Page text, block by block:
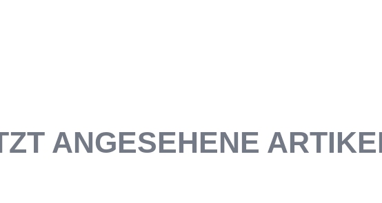
ANGESEHENE